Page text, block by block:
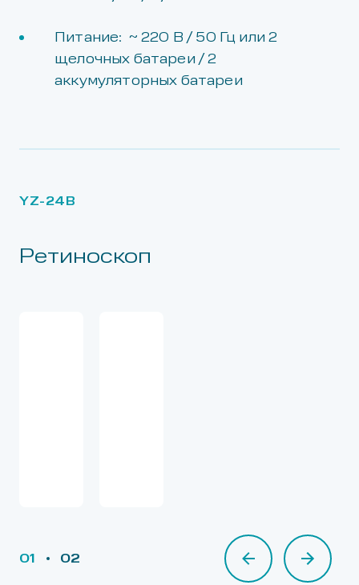
Питание: ~ 220 В / 50 Гц или 2
щелочных батареи / 2
аккумуляторных батареи
YZ-24B
Ретиноскоп
01 02